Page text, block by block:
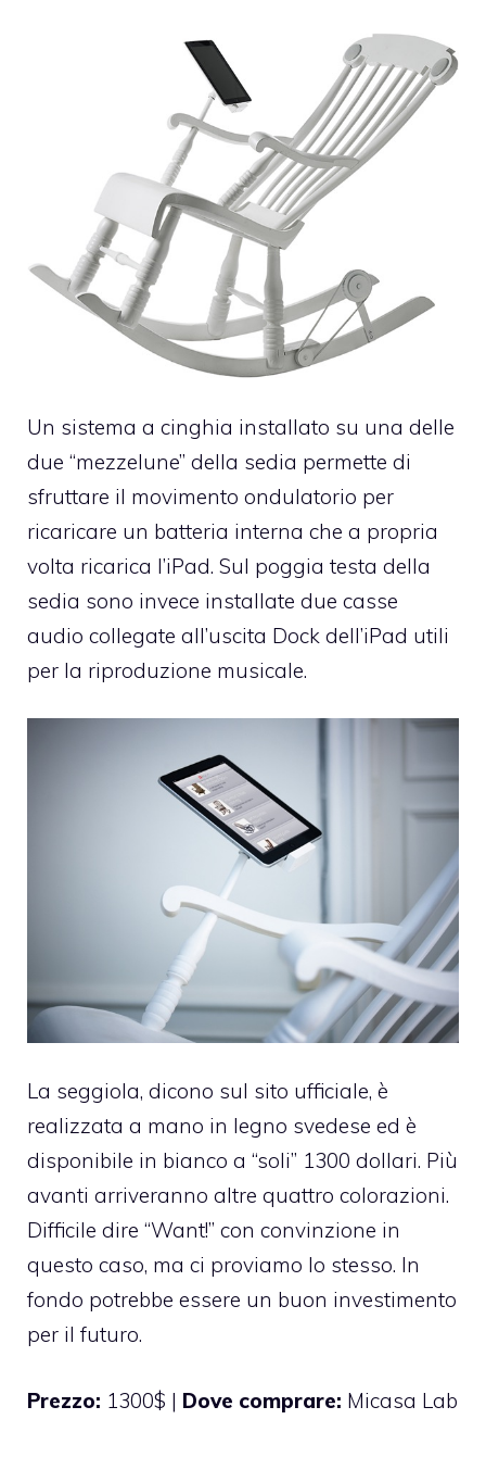
Un sistema a cinghia installato su una delle
due “mezzelune” della sedia permette di
sfruttare il movimento ondulatorio per
ricaricare un batteria interna che a propria
volta ricarica l’iPad. Sul poggia testa della
sedia sono invece installate due casse
audio collegate all’uscita Dock dell’iPad utili
per la riproduzione musicale.
La seggiola, dicono sul sito ufficiale, è
realizzata a mano in legno svedese ed è
disponibile in bianco a “soli” 1300 dollari. Più
avanti arriveranno altre quattro colorazioni.
Difficile dire “Want!” con convinzione in
questo caso, ma ci proviamo lo stesso. In
fondo potrebbe essere un buon investimento
per il futuro.
Prezzo: 1300$ | Dove comprare: Micasa Lab